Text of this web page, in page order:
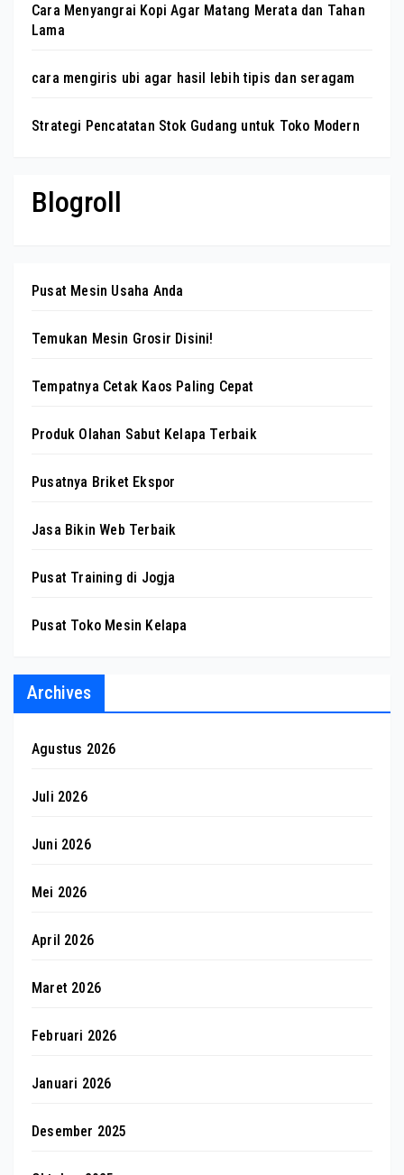
Cara Menyangrai Kopi Agar Matang Merata dan Tahan
Lama
cara mengiris ubi agar hasil lebih tipis dan seragam
Strategi Pencatatan Stok Gudang untuk Toko Modern
Blogroll
Pusat Mesin Usaha Anda
Temukan Mesin Grosir Disini!
Tempatnya Cetak Kaos Paling Cepat
Produk Olahan Sabut Kelapa Terbaik
Pusatnya Briket Ekspor
Jasa Bikin Web Terbaik
Pusat Training di Jogja
Pusat Toko Mesin Kelapa
Archives
Agustus 2026
Juli 2026
Juni 2026
Mei 2026
April 2026
Maret 2026
Februari 2026
Januari 2026
Desember 2025